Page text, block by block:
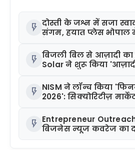
flash_on दोस्ती के जश्न में सजा
संगम, हयात प्लेस भोपाल
flash_on बिजली बिल से आज़ादी
Solar ने शुरू किया
flash_on NISM ने लॉन्च किया
2026': सिक्योरिटीज़
flash_on Entrepreneur
बिजनेस न्यूज कवरेज का